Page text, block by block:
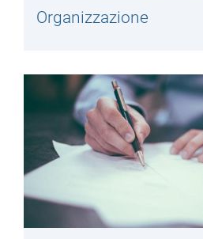
Organizzazione